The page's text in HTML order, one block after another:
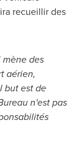
recueillir des
des
aérien,
but est de
n'est pas